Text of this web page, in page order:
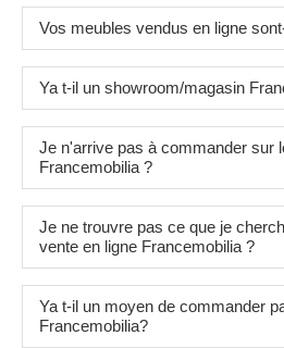
Vos meubles vendus en ligne
Ya t-il un showroom/magasin
Je n'arrive pas à commander sur
Francemobilia ?
Je ne trouvre pas ce que je
vente en ligne Francemobilia ?
Ya t-il un moyen de commander
Francemobilia?